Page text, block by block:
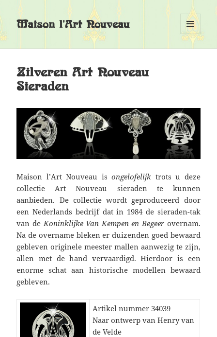
Maison l'Art Nouveau
MENU
EN
Zilveren Art Nouveau
Sieraden
Maison l’Art Nouveau isongelofelijk trots u deze
collectie Art Nouveau sieraden te kunnen
aanbieden. De collectie wordt geproduceerd door
een Nederlands bedrijf dat in 1984 de sieraden-tak
van de Koninklijke Van Kempen en Begeerovernam.
Na de overname bleken er duizenden goed bewaard
gebleven originele meester mallen aanwezig te zijn,
allen met de hand vervaardigd. Hierdoor is een
enorme schat aan historische modellen bewaard
gebleven.
Artikel nummer 34039
Naar ontwerp van Henry van
de Velde